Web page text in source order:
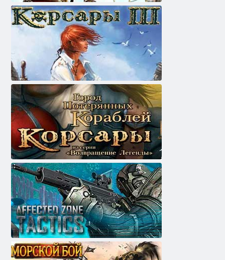
אַסאַסאַנז קרעעד 4: שוואַרץ פלאַג
קאָרסאַירס ווו
קאָרסאַירס: סיטי פון פארלאזן שיפן
אַפעקטיד זאנע טאַקטיקס